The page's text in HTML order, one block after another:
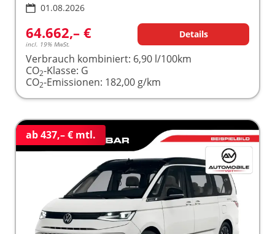
01.08.2026
64.662,– €
incl. 19% MwSt.
Details
Verbrauch kombiniert: 6,90 l/100km
CO2-Klasse: G
CO2-Emissionen: 182,00 g/km
ab 437,– € mtl.